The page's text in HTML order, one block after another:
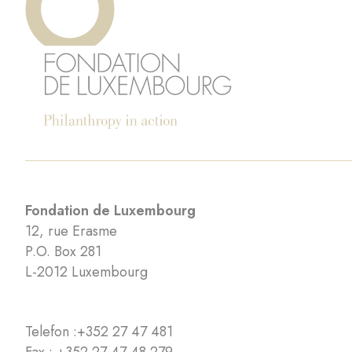
Fondation de Luxembourg
12, rue Erasme
P.O. Box 281
L-2012 Luxembourg
Telefon :+352 27 47 481